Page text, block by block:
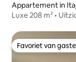
Appartement in
Luxe 208 m² •
Favoriet van
Favoriet van